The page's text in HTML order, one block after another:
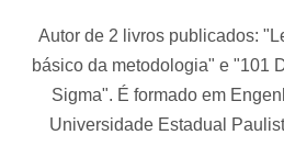
Autor de 2 livros publicados:
básico da metodologia" e "101
Sigma". É formado em
Universidade Estadual